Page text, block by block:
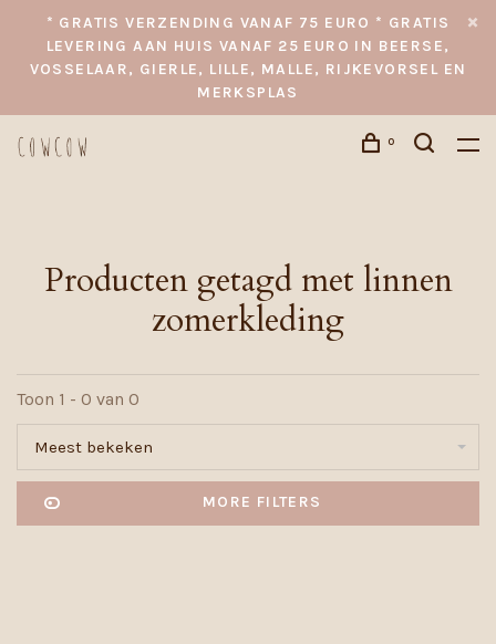
* GRATIS VERZENDING VANAF 75 EURO * GRATIS
LEVERING AAN HUIS VANAF 25 EURO IN BEERSE,
VOSSELAAR, GIERLE, LILLE, MALLE, RIJKEVORSEL EN
MERKSPLAS
0
Producten getagd met linnen
zomerkleding
Toon 1 - 0 van 0
Meest bekeken
MORE FILTERS